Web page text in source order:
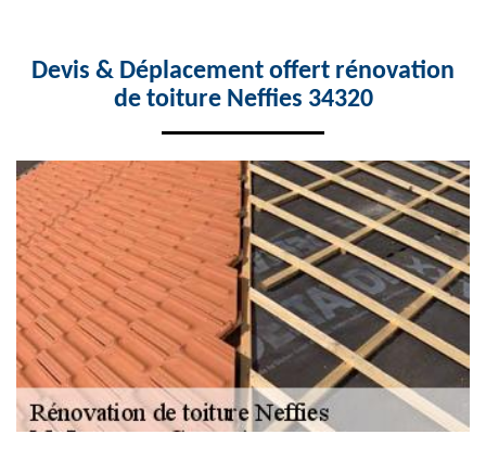
Devis & Déplacement offert rénovation
de toiture Neffies 34320